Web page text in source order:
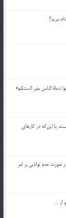
ببريد؟
الناس بغير السنتكم»
يا اين‌كه در كارهاي
عدم توانايي بر امر
از …